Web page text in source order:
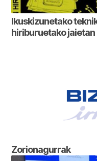
Ikuskizunetako
hiriburuetako
Zorionagurrak